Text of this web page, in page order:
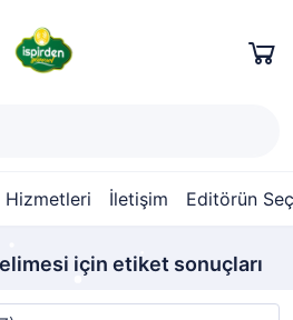
Hizmetleri İletişim Editörün
için etiket sonuçları